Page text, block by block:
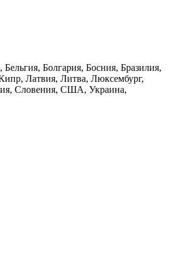
Болгария, Босния, Бразилия,
Латвия, Литва, Люксембург,
Словения, США, Украина,